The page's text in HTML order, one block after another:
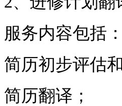
服务内容包括：
简历初步评估
简历翻译；